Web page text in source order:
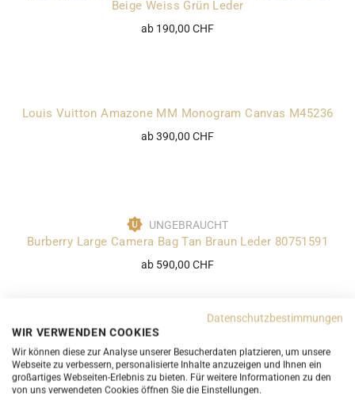
Beige Weiss Grün Leder
ab 190,00 CHF
Louis Vuitton Amazone MM Monogram Canvas M45236
ab 390,00 CHF
UNGEBRAUCHT
Burberry Large Camera Bag Tan Braun Leder 80751591
ab 590,00 CHF
Marc by Marc Jacobs Small Snapshot Umhängetasche
Petrol Schwarz Bordeaux Leder
ab 250,00 CHF
Datenschutzbestimmungen
WIR VERWENDEN COOKIES
Wir können diese zur Analyse unserer Besucherdaten platzieren, um unsere
Webseite zu verbessern, personalisierte Inhalte anzuzeigen und Ihnen ein
großartiges Webseiten-Erlebnis zu bieten. Für weitere Informationen zu den
von uns verwendeten Cookies öffnen Sie die Einstellungen.